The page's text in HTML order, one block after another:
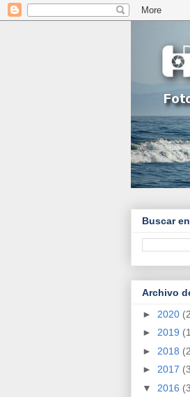
Buscar
Archivo
► 2020
► 2019
► 2018
► 2017
▼ 2016